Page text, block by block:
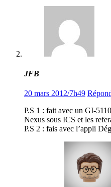
JFB
20 mars 2012/7h49
P.S 1 : fait avec un GI-
Nexus sous ICS et les
P.S 2 : fais avec l’appli